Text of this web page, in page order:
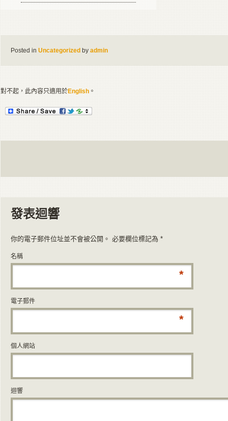
Posted in Uncategorized by admin
對不起，此內容只適用於English 。
發表迴響
你的電子郵件位址並不會被公開。 必要欄位標記為 *
名稱
*
電子郵件
*
個人網站
迴響